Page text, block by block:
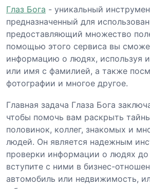
Глаз Бога - уникальный
предназначенный для
предоставляющий множество
помощью этого сервиса вы
информацию о людях, используя
или имя с фамилией, а также
фотографии и многое другое.
Главная задача Глаза Бога
чтобы помочь вам раскрыть
половинок, коллег, знакомых и
людей. Он является надежным
проверки информации о людях до
вступите с ними в бизнес-
автомобиль или недвижимость,